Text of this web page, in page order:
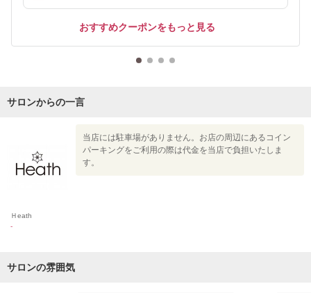
おすすめクーポンをもっと見る
サロンからの一言
Ｈeath
-
当店には駐車場がありません。お店の周辺にあるコイン
パーキングをご利用の際は代金を当店で負担いたしま
す。
サロンの雰囲気